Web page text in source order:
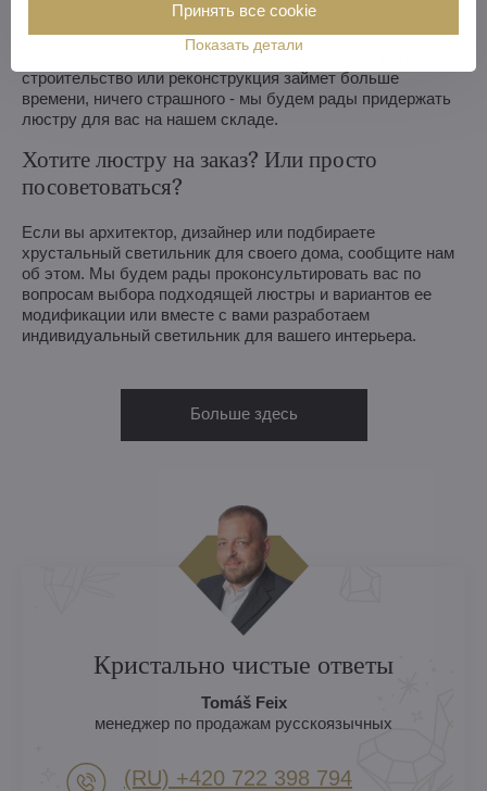
Мы можем выполнить простые изменения в течение 3-4
недель, в то время как более сложные изменения или
люстра на заказ займут примерно 8-10 недель. Если
строительство или реконструкция займет больше
времени, ничего страшного - мы будем рады придержать
люстру для вас на нашем складе.
Хотите люстру на заказ? Или просто
посоветоваться?
Если вы архитектор, дизайнер или подбираете
хрустальный светильник для своего дома, сообщите нам
об этом. Мы будем рады проконсультировать вас по
вопросам выбора подходящей люстры и вариантов ее
модификации или вместе с вами разработаем
индивидуальный светильник для вашего интерьера.
Больше здесь
Кристально чистые ответы
Tomáš Feix
менеджер по продажам русскоязычных
(RU) +420 722 398 794​
Показать детали
Принять все cookie